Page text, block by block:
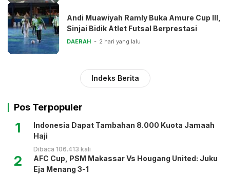
Andi Muawiyah Ramly Buka Amure Cup III,
Sinjai Bidik Atlet Futsal Berprestasi
DAERAH 2 hari yang lalu
Indeks Berita
Pos Terpopuler
1
Indonesia Dapat Tambahan 8.000 Kuota Jamaah
Haji
Dibaca 106.413 kali
2
AFC Cup, PSM Makassar Vs Hougang United: Juku
Eja Menang 3-1